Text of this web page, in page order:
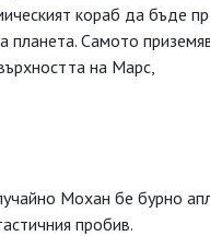
кораб да бъде
Самото
на Марс,
Мохан бе бурно
пробив.